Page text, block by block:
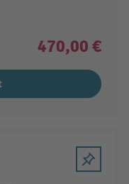
470,00 €